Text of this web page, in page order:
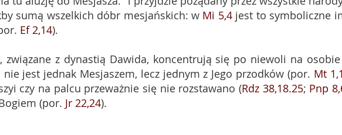
sumą wszelkich dóbr mesjańskich: w Mi 5,4jest to symboliczne
Ef 2,14).
związane z dynastią Dawida, koncentrują się po niewoli na
jest jednak Mesjaszem, lecz jednym z Jego przodków (por. Mt
czy na palcu przeważnie się nie rozstawano (Rdz 38,18.25; Pnp
(por. Jr 22,24).